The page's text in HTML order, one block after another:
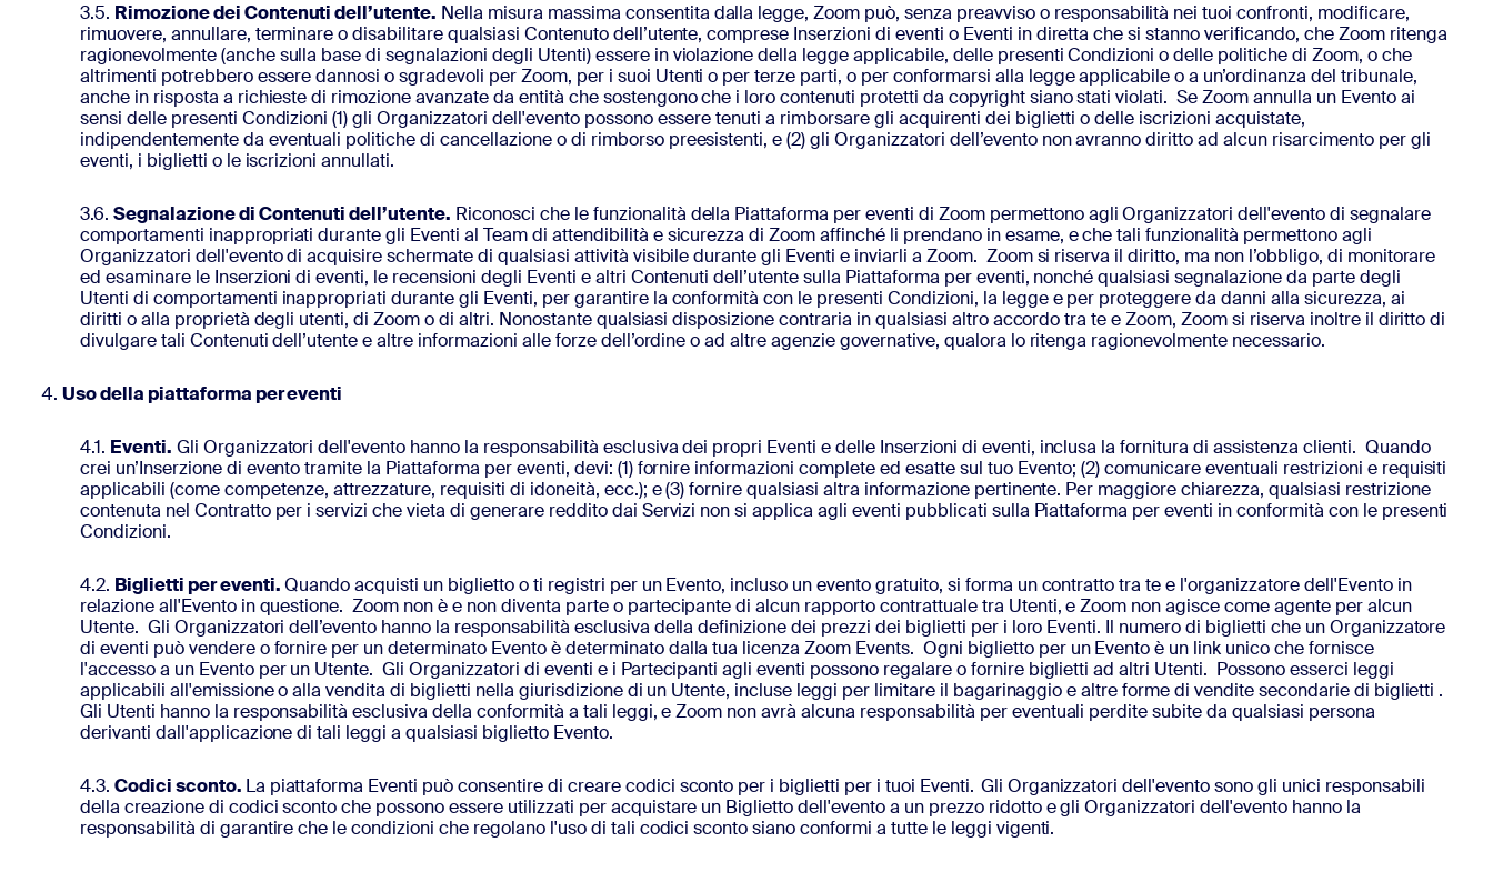
3.5. Rimozione dei Contenuti dell’utente. Nella misura massima consentita dalla legge, Zoom può, senza preavviso o responsabilità nei tuoi confronti, modificare,
rimuovere, annullare, terminare o disabilitare qualsiasi Contenuto dell’utente, comprese Inserzioni di eventi o Eventi in diretta che si stanno verificando, che Zoom ritenga
ragionevolmente (anche sulla base di segnalazioni degli Utenti) essere in violazione della legge applicabile, delle presenti Condizioni o delle politiche di Zoom, o che
altrimenti potrebbero essere dannosi o sgradevoli per Zoom, per i suoi Utenti o per terze parti, o per conformarsi alla legge applicabile o a un’ordinanza del tribunale,
anche in risposta a richieste di rimozione avanzate da entità che sostengono che i loro contenuti protetti da copyright siano stati violati. Se Zoom annulla un Evento ai
sensi delle presenti Condizioni (1) gli Organizzatori dell'evento possono essere tenuti a rimborsare gli acquirenti dei biglietti o delle iscrizioni acquistate,
indipendentemente da eventuali politiche di cancellazione o di rimborso preesistenti, e (2) gli Organizzatori dell’evento non avranno diritto ad alcun risarcimento per gli
eventi, i biglietti o le iscrizioni annullati.
3.6. Segnalazione di Contenuti dell’utente. Riconosci che le funzionalità della Piattaforma per eventi di Zoom permettono agli Organizzatori dell'evento di segnalare
comportamenti inappropriati durante gli Eventi al Team di attendibilità e sicurezza di Zoom affinché li prendano in esame, e che tali funzionalità permettono agli
Organizzatori dell'evento di acquisire schermate di qualsiasi attività visibile durante gli Eventi e inviarli a Zoom. Zoom si riserva il diritto, ma non l’obbligo, di monitorare
ed esaminare le Inserzioni di eventi, le recensioni degli Eventi e altri Contenuti dell’utente sulla Piattaforma per eventi, nonché qualsiasi segnalazione da parte degli
Utenti di comportamenti inappropriati durante gli Eventi, per garantire la conformità con le presenti Condizioni, la legge e per proteggere da danni alla sicurezza, ai
diritti o alla proprietà degli utenti, di Zoom o di altri. Nonostante qualsiasi disposizione contraria in qualsiasi altro accordo tra te e Zoom, Zoom si riserva inoltre il diritto di
divulgare tali Contenuti dell’utente e altre informazioni alle forze dell’ordine o ad altre agenzie governative, qualora lo ritenga ragionevolmente necessario.
Uso della piattaforma per eventi
4.1. Eventi. Gli Organizzatori dell'evento hanno la responsabilità esclusiva dei propri Eventi e delle Inserzioni di eventi, inclusa la fornitura di assistenza clienti. Quando
crei un’Inserzione di evento tramite la Piattaforma per eventi, devi: (1) fornire informazioni complete ed esatte sul tuo Evento; (2) comunicare eventuali restrizioni e requisiti
applicabili (come competenze, attrezzature, requisiti di idoneità, ecc.); e (3) fornire qualsiasi altra informazione pertinente. Per maggiore chiarezza, qualsiasi restrizione
contenuta nel Contratto per i servizi che vieta di generare reddito dai Servizi non si applica agli eventi pubblicati sulla Piattaforma per eventi in conformità con le presenti
Condizioni.
4.2. Biglietti per eventi.Quando acquisti un biglietto o ti registri per un Evento, incluso un evento gratuito, si forma un contratto tra te e l'organizzatore dell'Evento in
relazione all'Evento in questione. Zoom non è e non diventa parte o partecipante di alcun rapporto contrattuale tra Utenti, e Zoom non agisce come agente per alcun
Utente. Gli Organizzatori dell’evento hanno la responsabilità esclusiva della definizione dei prezzi dei biglietti per i loro Eventi. Il numero di biglietti che un Organizzatore
di eventi può vendere o fornire per un determinato Evento è determinato dalla tua licenza Zoom Events. Ogni biglietto per un Evento è un link unico che fornisce
l'accesso a un Evento per un Utente. Gli Organizzatori di eventi e i Partecipanti agli eventi possono regalare o fornire biglietti ad altri Utenti. Possono esserci leggi
applicabili all'emissione o alla vendita di biglietti nella giurisdizione di un Utente, incluse leggi per limitare il bagarinaggio e altre forme di vendite secondarie di biglietti .
Gli Utenti hanno la responsabilità esclusiva della conformità a tali leggi, e Zoom non avrà alcuna responsabilità per eventuali perdite subite da qualsiasi persona
derivanti dall'applicazione di tali leggi a qualsiasi biglietto Evento.
4.3. Codici sconto. La piattaforma Eventi può consentire di creare codici sconto per i biglietti per i tuoi Eventi. Gli Organizzatori dell'evento sono gli unici responsabili
della creazione di codici sconto che possono essere utilizzati per acquistare un Biglietto dell'evento a un prezzo ridotto e gli Organizzatori dell'evento hanno la
responsabilità di garantire che le condizioni che regolano l'uso di tali codici sconto siano conformi a tutte le leggi vigenti.